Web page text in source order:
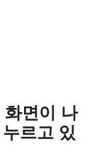
면이 나
르고 있